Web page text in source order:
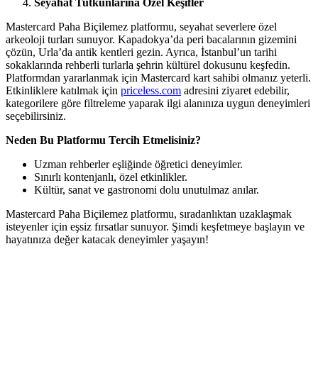
Seyahat Tutkunlarına Özel Keşifler
Mastercard Paha Biçilemez platformu, seyahat severlere özel
arkeoloji turları sunuyor. Kapadokya’da peri bacalarının gizemini
çözün, Urla’da antik kentleri gezin. Ayrıca, İstanbul’un tarihi
sokaklarında rehberli turlarla şehrin kültürel dokusunu keşfedin.
Platformdan yararlanmak için Mastercard kart sahibi olmanız yeterli.
Etkinliklere katılmak için priceless.com adresini ziyaret edebilir,
kategorilere göre filtreleme yaparak ilgi alanınıza uygun deneyimleri
seçebilirsiniz.
Neden Bu Platformu Tercih Etmelisiniz?
Uzman rehberler eşliğinde öğretici deneyimler.
Sınırlı kontenjanlı, özel etkinlikler.
Kültür, sanat ve gastronomi dolu unutulmaz anılar.
Mastercard Paha Biçilemez platformu, sıradanlıktan uzaklaşmak
isteyenler için eşsiz fırsatlar sunuyor. Şimdi keşfetmeye başlayın ve
hayatınıza değer katacak deneyimler yaşayın!